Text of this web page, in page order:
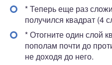
* Теперь еще раз
получился квадрат (4
* Отогните один слой
пополам почти до
не доходя до него.